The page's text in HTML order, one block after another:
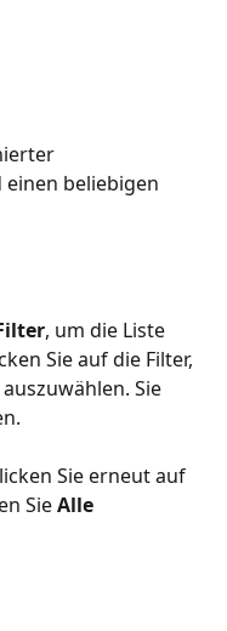
einen beliebigen
, um die Liste
Sie auf die Filter,
Sie
Sie erneut auf
Sie Alle